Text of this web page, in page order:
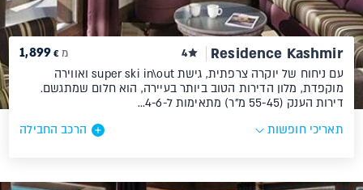
Residence Kashmir
4 מ 1,899 €
עם ניחוח של יוקרה צרפתית, גישת super ski in\out ואווירה
מוקפדת, מלון הדירות הטוב ביותר בעיירה, הוא חלום שמתגשם.
דירות הענק (55-45 מ"ר) מתאימות ל-4-6…
תאריכי חופשות
הרכב החבילה